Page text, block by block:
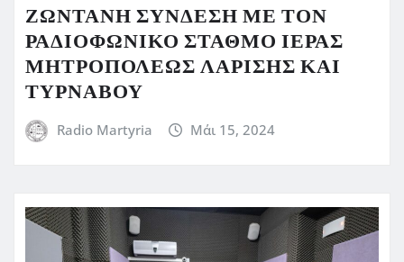
ΖΩΝΤΑΝΗ ΣΥΝΔΕΣΗ ΜΕ ΤΟΝ
ΡΑΔΙΟΦΩΝΙΚΟ ΣΤΑΘΜΟ ΙΕΡΑΣ
ΜΗΤΡΟΠΟΛΕΩΣ ΛΑΡΙΣΗΣ ΚΑΙ
ΤΥΡΝΑΒΟΥ
Radio Martyria Μάι 15, 2024